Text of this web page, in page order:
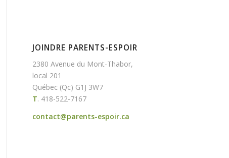
JOINDRE PARENTS-ESPOIR
2380 Avenue du Mont-Thabor,
local 201
Québec (Qc) G1J 3W7
T. 418-522-7167
contact@parents-espoir.ca